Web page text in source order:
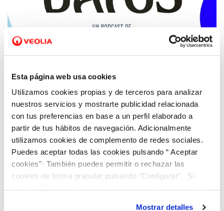
Esta página web usa cookies
Utilizamos cookies propias y de terceros para analizar
nuestros servicios y mostrarte publicidad relacionada
con tus preferencias en base a un perfil elaborado a
partir de tus hábitos de navegación. Adicionalmente
utilizamos cookies de complemento de redes sociales.
Puedes aceptar todas las cookies pulsando “ Aceptar
cookies”· También puedes permitir o rechazar las
cookies de forma granular pulsando “Configurar”. Si
Mostrar detalles
17 JUN 2024
concienciación a la ciudadanía con el
lanzamiento del podcast ‘Al Agua, Datos’